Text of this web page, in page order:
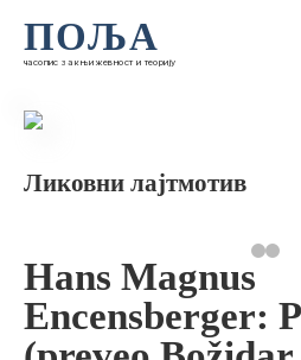
ПОЉА
часопис за књижевност и теорију
Ликовни лајтмотив
Hans Magnus
Encensberger: